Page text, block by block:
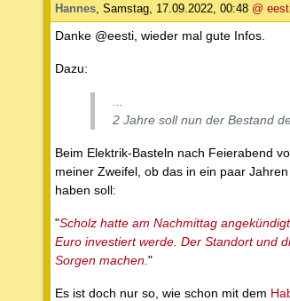
Hannes Samstag, 17.09.2022, 00:48 @ eesti
Danke @eesti, wieder mal gute Infos.
Dazu:
2 Jahre soll nun der Bestand
Beim Elektrik-Basteln nach Feierabend
meiner Zweifel, ob das in ein paar
haben soll:
"Scholz hatte am Nachmittag
Euro investiert werde. Der Standort und
Sorgen machen. "
Es ist doch nur so, wie schon mit dem